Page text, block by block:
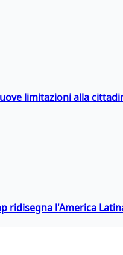
limitazioni alla
ridisegna l'America